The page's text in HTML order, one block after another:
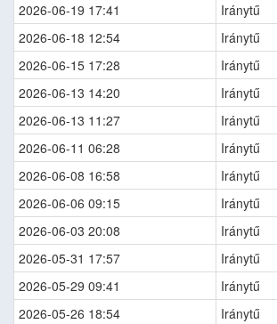
2026-06-19 17:41
Iránytű
2026-06-18 12:54
Iránytű
2026-06-15 17:28
Iránytű
2026-06-13 14:20
Iránytű
2026-06-13 11:27
Iránytű
2026-06-11 06:28
Iránytű
2026-06-08 16:58
Iránytű
2026-06-06 09:15
Iránytű
2026-06-03 20:08
Iránytű
2026-05-31 17:57
Iránytű
2026-05-29 09:41
Iránytű
2026-05-26 18:54
Iránytű